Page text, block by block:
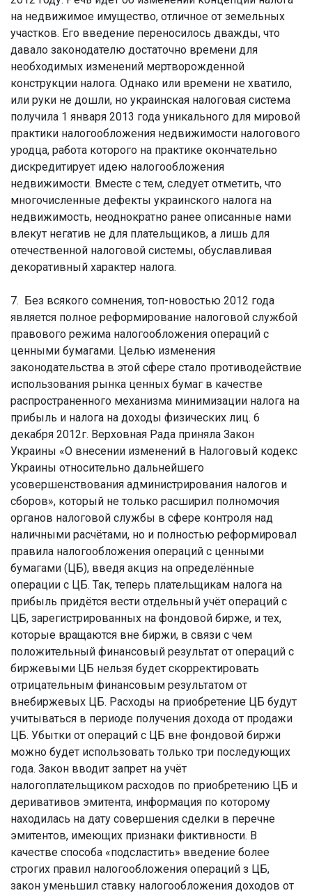
на недвижимое имущество, отличное от земельных
участков. Его введение переносилось дважды, что
давало законодателю достаточно времени для
необходимых изменений мертворожденной
конструкции налога. Однако или времени не хватило,
или руки не дошли, но украинская налоговая система
получила 1 января 2013 года уникального для мировой
практики налогообложения недвижимости налогового
уродца, работа которого на практике окончательно
дискредитирует идею налогообложения
недвижимости. Вместе с тем, следует отметить, что
многочисленные дефекты украинского налога на
недвижимость, неоднократно ранее описанные нами
влекут негатив не для плательщиков, а лишь для
отечественной налоговой системы, обуславливая
декоративный характер налога.
7. Без всякого сомнения, топ-новостью 2012 года
является полное реформирование налоговой службой
правового режима налогообложения операций с
ценными бумагами. Целью изменения
законодательства в этой сфере стало противодействие
использования рынка ценных бумаг в качестве
распространенного механизма минимизации налога на
прибыль и налога на доходы физических лиц. 6
декабря 2012г. Верховная Рада приняла Закон
Украины «О внесении изменений в Налоговый кодекс
Украины относительно дальнейшего
усовершенствования администрирования налогов и
сборов», который не только расширил полномочия
органов налоговой службы в сфере контроля над
наличными расчётами, но и полностью реформировал
правила налогообложения операций с ценными
бумагами (ЦБ), введя акциз на определённые
операции с ЦБ. Так, теперь плательщикам налога на
прибыль придётся вести отдельный учёт операций с
ЦБ, зарегистрированных на фондовой бирже, и тех,
которые вращаются вне биржи, в связи с чем
положительный финансовый результат от операций с
биржевыми ЦБ нельзя будет скорректировать
отрицательным финансовым результатом от
внебиржевых ЦБ. Расходы на приобретение ЦБ будут
учитываться в периоде получения дохода от продажи
ЦБ. Убытки от операций с ЦБ вне фондовой биржи
можно будет использовать только три последующих
года. Закон вводит запрет на учёт
налогоплательщиком расходов по приобретению ЦБ и
деривативов эмитента, информация по которому
находилась на дату совершения сделки в перечне
эмитентов, имеющих признаки фиктивности. В
качестве способа «подсластить» введение более
строгих правил налогообложения операций з ЦБ,
закон уменьшил ставку налогообложения доходов от